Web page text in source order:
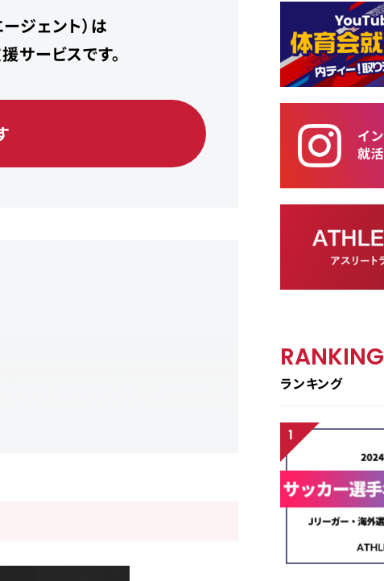
ジェント）は
サービスです。
RANKING
ランキング